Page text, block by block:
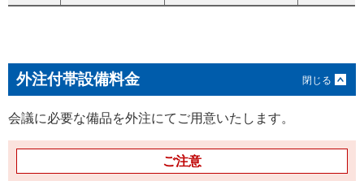
外注付帯設備料金
会議に必要な備品を外注にてご用意いたします。
ご注意